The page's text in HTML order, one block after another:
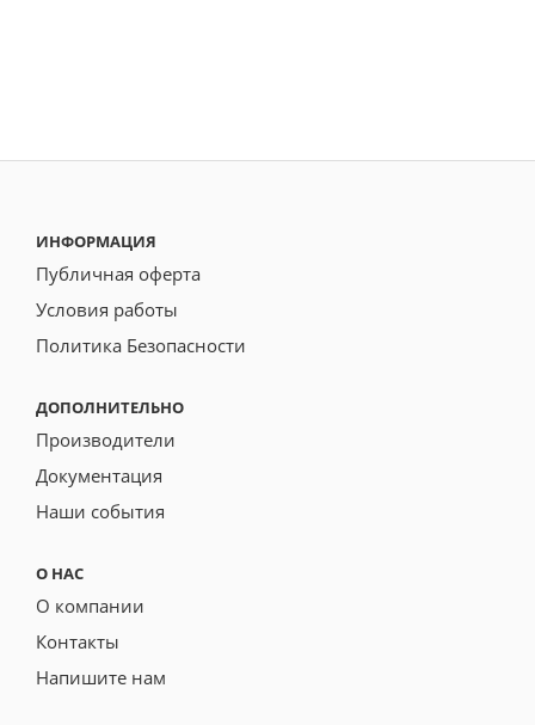
ИНФОРМАЦИЯ
Публичная оферта
Условия работы
Политика Безопасности
ДОПОЛНИТЕЛЬНО
Производители
Документация
Наши события
О НАС
О компании
Контакты
Напишите нам